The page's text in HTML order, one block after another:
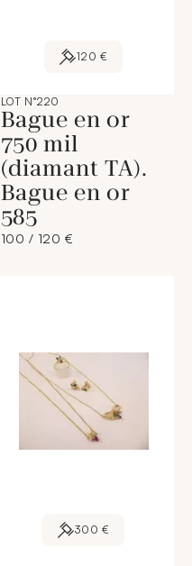
120 €
LOT N°220
Bague en or
750 mil
(diamant TA).
Bague en or
585
100 / 120 €
300 €